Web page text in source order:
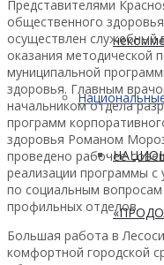
Представителями
общественного
осуществлен служебный
оказания методической
муниципальной
здоровья. Главным
начальником отдела
программ
здоровья Романом
проведено рабочее
реализации программы с
по социальным
профильных отделов.
Большая работа в
комфортной городской